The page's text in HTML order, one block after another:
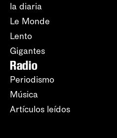
la diaria
Le Monde
Lento
Gigantes
Radio
Periodismo
Música
Artículos leídos